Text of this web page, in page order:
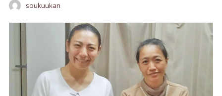
soukuukan